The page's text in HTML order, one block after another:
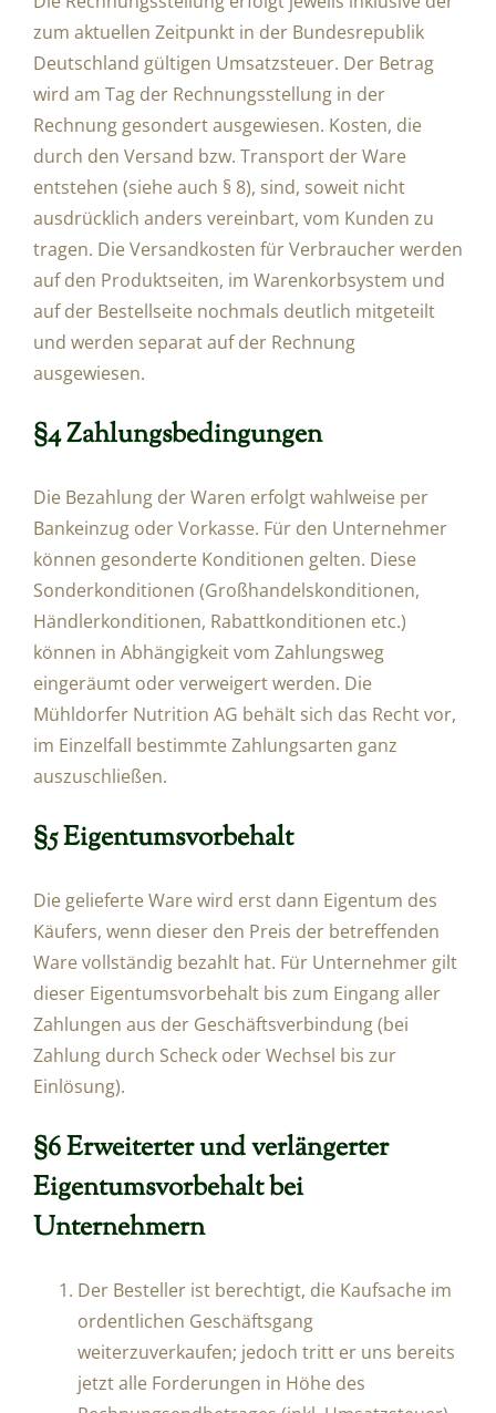
zum aktuellen Zeitpunkt in der Bundesrepublik
Deutschland gültigen Umsatzsteuer. Der Betrag
wird am Tag der Rechnungsstellung in der
Rechnung gesondert ausgewiesen. Kosten, die
durch den Versand bzw. Transport der Ware
entstehen (siehe auch § 8), sind, soweit nicht
ausdrücklich anders vereinbart, vom Kunden zu
tragen. Die Versandkosten für Verbraucher werden
auf den Produktseiten, im Warenkorbsystem und
auf der Bestellseite nochmals deutlich mitgeteilt
und werden separat auf der Rechnung
ausgewiesen.
§4 Zahlungsbedingungen
Die Bezahlung der Waren erfolgt wahlweise per
Bankeinzug oder Vorkasse. Für den Unternehmer
können gesonderte Konditionen gelten. Diese
Sonderkonditionen (Großhandelskonditionen,
Händlerkonditionen, Rabattkonditionen etc.)
können in Abhängigkeit vom Zahlungsweg
eingeräumt oder verweigert werden. Die
Mühldorfer Nutrition AG behält sich das Recht vor,
im Einzelfall bestimmte Zahlungsarten ganz
auszuschließen.
§5 Eigentumsvorbehalt
Die gelieferte Ware wird erst dann Eigentum des
Käufers, wenn dieser den Preis der betreffenden
Ware vollständig bezahlt hat. Für Unternehmer gilt
dieser Eigentumsvorbehalt bis zum Eingang aller
Zahlungen aus der Geschäftsverbindung (bei
Zahlung durch Scheck oder Wechsel bis zur
Einlösung).
§6 Erweiterter und verlängerter
Eigentumsvorbehalt bei
Unternehmern
Der Besteller ist berechtigt, die Kaufsache im
ordentlichen Geschäftsgang
weiterzuverkaufen; jedoch tritt er uns bereits
jetzt alle Forderungen in Höhe des